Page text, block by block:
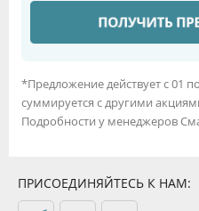
*Предложение действует с 01
суммируется с другими
Подробности у менеджеров
ПРИСОЕДИНЯЙТЕСЬ К НАМ: